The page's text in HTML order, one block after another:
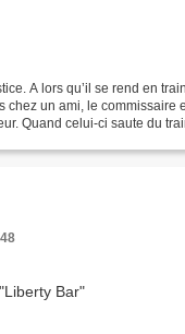
A lors qu’il se rend en
chez un ami, le commissaire
Quand celui-ci saute du